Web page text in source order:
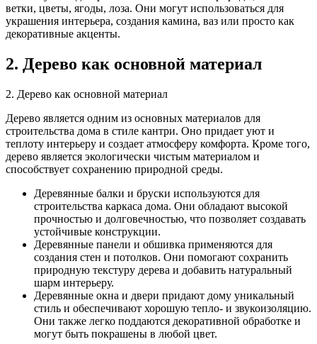
ветки, цветы, ягоды, лоза. Они могут использоваться для
украшения интерьера, создания камина, ваз или просто как
декоративные акценты.
2. Дерево как основной материал
2. Дерево как основной материал
Дерево является одним из основных материалов для
строительства дома в стиле кантри. Оно придает уют и
теплоту интерьеру и создает атмосферу комфорта. Кроме того,
дерево является экологически чистым материалом и
способствует сохранению природной среды.
Деревянные балки и бруски используются для
строительства каркаса дома. Они обладают высокой
прочностью и долговечностью, что позволяет создавать
устойчивые конструкции.
Деревянные панели и обшивка применяются для
создания стен и потолков. Они помогают сохранить
природную текстуру дерева и добавить натуральный
шарм интерьеру.
Деревянные окна и двери придают дому уникальный
стиль и обеспечивают хорошую тепло- и звукоизоляцию.
Они также легко поддаются декоративной обработке и
могут быть покрашены в любой цвет.